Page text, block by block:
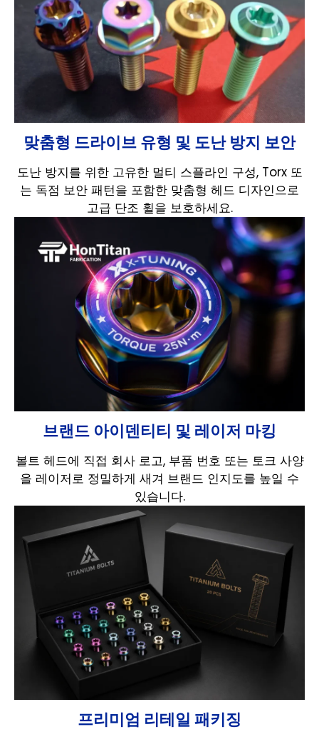
맞춤형 드라이브 유형 및 도난 방지 보안
도난 방지를 위한 고유한 멀티 스플라인 구성, Torx 또
는 독점 보안 패턴을 포함한 맞춤형 헤드 디자인으로
고급 단조 휠을 보호하세요.
브랜드 아이덴티티 및 레이저 마킹
볼트 헤드에 직접 회사 로고, 부품 번호 또는 토크 사양
을 레이저로 정밀하게 새겨 브랜드 인지도를 높일 수
있습니다.
프리미엄 리테일 패키징